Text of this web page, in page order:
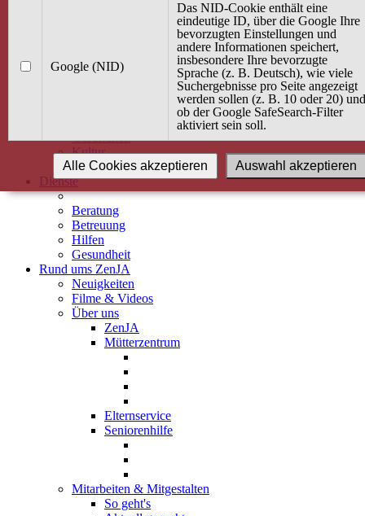
Angebot / Kurs suchen
Babybauch & Elternschaft
Gesundheit
Kultur
Alle Kurse
Dienste
Beratung
Betreuung
Hilfen
Gesundheit
Rund ums ZenJA
Neuigkeiten
Filme & Videos
Über uns
ZenJA
Mütterzentrum
Elternservice
Seniorenhilfe
Mitarbeiten & Mitgestalten
So geht's
Google (NID)
Das NID-Cookie enthält eine
eindeutige ID, über die Google Ihre
bevorzugten Einstellungen und
andere Informationen speichert,
insbesondere Ihre bevorzugte
Sprache (z. B. Deutsch), wie viele
Suchergebnisse pro Seite angezeigt
werden sollen (z. B. 10 oder 20) und
ob der Google SafeSearch-Filter
aktiviert sein soll.
Auswahl akzeptieren
Alle Cookies akzeptieren